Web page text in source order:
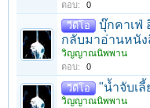
ตอบ: 0
วีดีโอ
บุ๊กคาเฟ่
กลับมาอ่านหนัง
วิญญาณนิพพาน
ตอบ: 0
วีดีโอ "น้ำจับเ
วิญญาณนิพพาน